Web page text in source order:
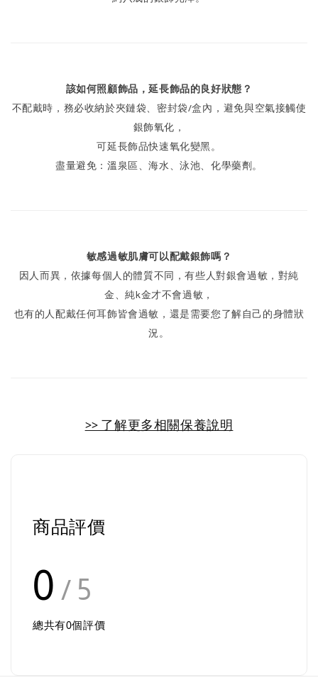
該如何照顧飾品，延長飾品的良好狀態？
不配戴時，務必收納於夾鏈袋、密封袋/盒內，避免與空氣接觸使
銀飾氧化，
可延長飾品快速氧化變黑。
盡量避免：溫泉區、海水、泳池、化學藥劑。
敏感過敏肌膚可以配戴銀飾嗎？
因人而異，依據每個人的體質不同，有些人對銀會過敏，對純
金、純k金才不會過敏，
也有的人配戴任何耳飾皆會過敏，還是需要您了解自己的身體狀
況。
>> 了解更多相關保養說明
商品評價
0 / 5
總共有0個評價